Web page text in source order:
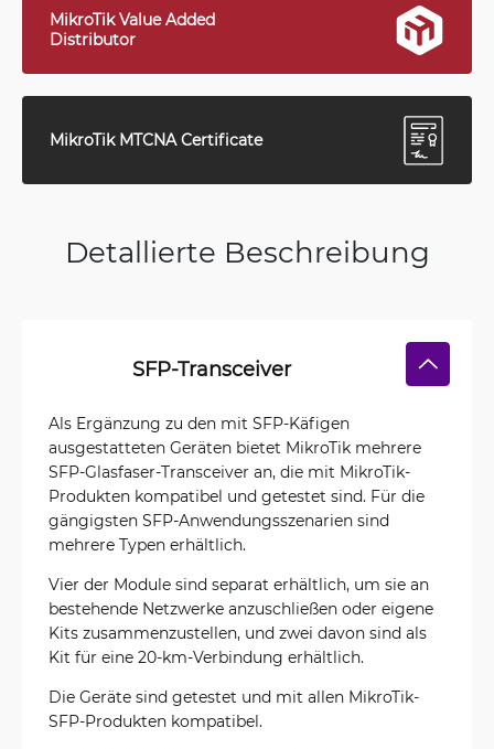
MikroTik Value Added
Distributor
MikroTik MTCNA Certificate
Detallierte Beschreibung
SFP-Transceiver
Als Ergänzung zu den mit SFP-Käfigen
ausgestatteten Geräten bietet MikroTik mehrere
SFP-Glasfaser-Transceiver an, die mit MikroTik-
Produkten kompatibel und getestet sind. Für die
gängigsten SFP-Anwendungsszenarien sind
mehrere Typen erhältlich.
Vier der Module sind separat erhältlich, um sie an
bestehende Netzwerke anzuschließen oder eigene
Kits zusammenzustellen, und zwei davon sind als
Kit für eine 20-km-Verbindung erhältlich.
Die Geräte sind getestet und mit allen MikroTik-
SFP-Produkten kompatibel.